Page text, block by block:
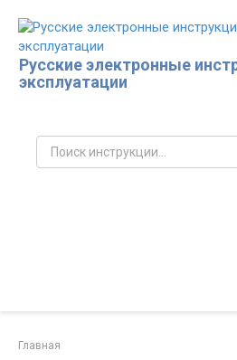
контенту
Русские электронные
эксплуатации
Поиск:
Главная